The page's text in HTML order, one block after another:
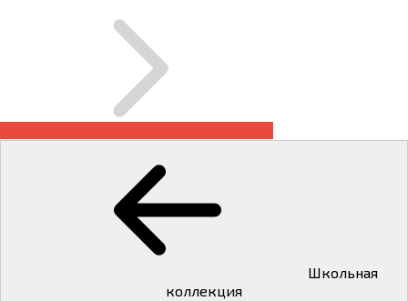
коллекция